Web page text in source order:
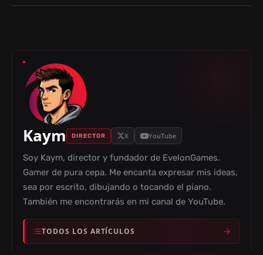
O
Kaym DIRECTOR X YouTube
Soy Kaym, director y fundador de EvelonGames.
Gamer de pura cepa. Me encanta expresar mis ideas,
sea por escrito, dibujando o tocando el piano.
También me encontrarás en mi canal de YouTube.
TODOS LOS ARTÍCULOS